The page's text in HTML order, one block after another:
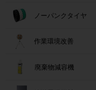
ノーパンクタイヤ
作業環境改善
廃棄物減容機